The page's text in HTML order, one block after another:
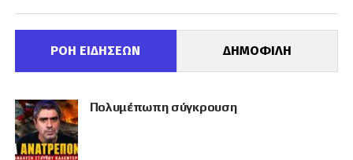
ΡΟΗ ΕΙΔΗΣΕΩΝ ΔΗΜΟΦΙΛΗ
Πολυμέπωπη σύγκρουση